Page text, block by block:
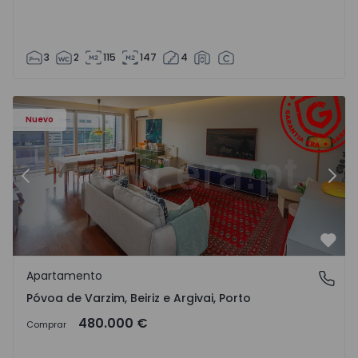
3 2 115 147 4
Nuevo
e Argivai - 1574602 - 20
Apartamento T3 Póvoa de Varzim, Póvoa de Varzim,
Anterior
Póvoa de Varzim, Beiriz e Argivai, Porto
Apartamento
Póvoa de Varzim, Beiriz e Argivai, Porto
Comprar 480.000 €